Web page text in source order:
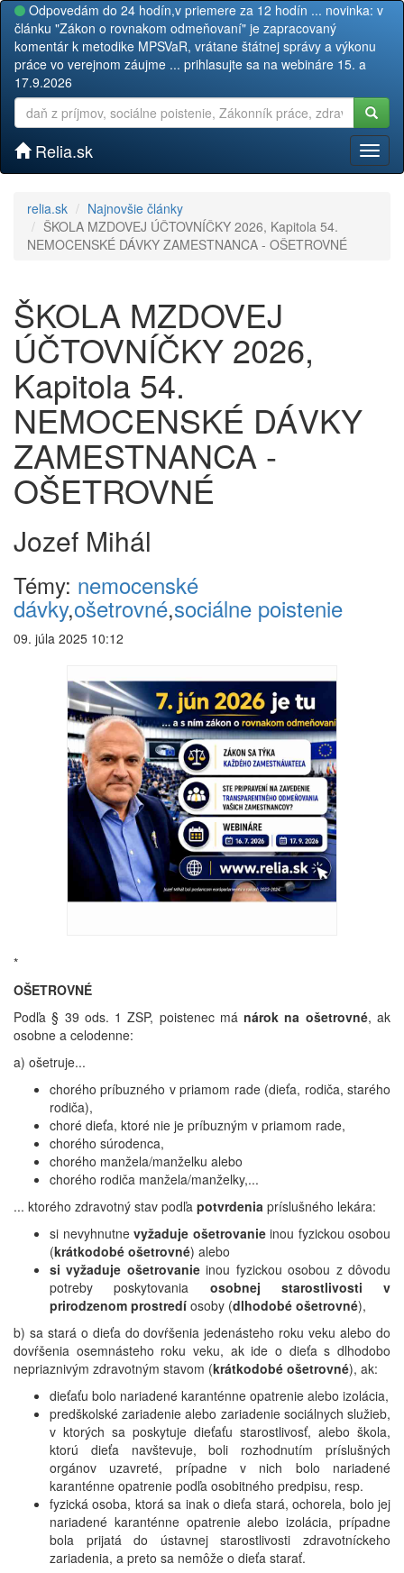
Odpovedám do 24 hodín,v priemere za 12 hodín ... novinka: v
článku "Zákon o rovnakom odmeňovaní" je zapracovaný
komentár k metodike MPSVaR, vrátane štátnej správy a výkonu
práce vo verejnom záujme ... prihlasujte sa na webináre 15. a
17.9.2026
Relia.sk
relia.sk
Najnovšie články
ŠKOLA MZDOVEJ ÚČTOVNÍČKY 2026, Kapitola 54.
NEMOCENSKÉ DÁVKY ZAMESTNANCA - OŠETROVNÉ
ŠKOLA MZDOVEJ
ÚČTOVNÍČKY 2026,
Kapitola 54.
NEMOCENSKÉ DÁVKY
ZAMESTNANCA -
OŠETROVNÉ
Jozef Mihál
Témy: nemocenské
dávky,ošetrovné,sociálne poistenie
09. júla 2025 10:12
*
OŠETROVNÉ
Podľa § 39 ods. 1 ZSP, poistenec mánárok na ošetrovné, ak
osobne a celodenne:
a) ošetruje...
chorého príbuzného v priamom rade (dieťa, rodiča, starého
rodiča),
choré dieťa, ktoré nie je príbuzným v priamom rade,
chorého súrodenca,
chorého manžela/manželku alebo
chorého rodiča manžela/manželky,...
... ktorého zdravotný stav podľa potvrdenia príslušného lekára:
si nevyhnutne vyžaduje ošetrovanieinou fyzickou osobou
(krátkodobé ošetrovné) alebo
si vyžaduje ošetrovanieinou fyzickou osobou z dôvodu
potreby poskytovania osobnej starostlivosti v
prirodzenom prostredí osoby (dlhodobé ošetrovné),
b) sa stará o dieťa do dovŕšenia jedenásteho roku veku alebo do
dovŕšenia osemnásteho roku veku, ak ide o dieťa s dlhodobo
nepriaznivým zdravotným stavom (krátkodobé ošetrovné), ak:
dieťaťu bolo nariadené karanténne opatrenie alebo izolácia,
predškolské zariadenie alebo zariadenie sociálnych služieb,
v ktorých sa poskytuje dieťaťu starostlivosť, alebo škola,
ktorú dieťa navštevuje, boli rozhodnutím príslušných
orgánov uzavreté, prípadne v nich bolo nariadené
karanténne opatrenie podľa osobitného predpisu, resp.
fyzická osoba, ktorá sa inak o dieťa stará, ochorela, bolo jej
nariadené karanténne opatrenie alebo izolácia, prípadne
bola prijatá do ústavnej starostlivosti zdravotníckeho
zariadenia, a preto sa nemôže o dieťa starať.